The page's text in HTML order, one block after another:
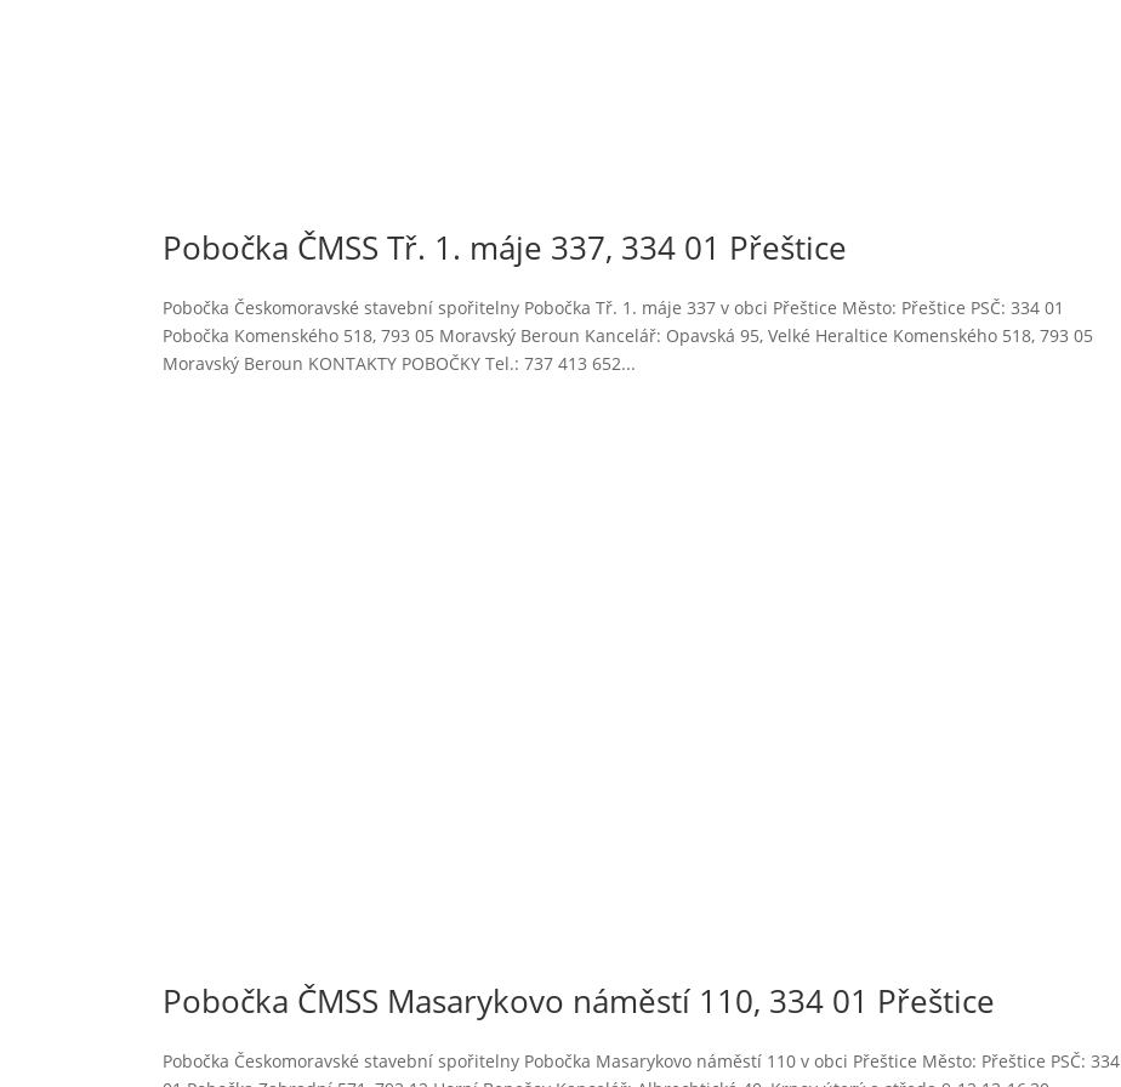
Pobočka ČMSS Tř. 1. máje 337, 334 01 Přeštice
Pobočka Českomoravské stavební spořitelny Pobočka Tř. 1. máje 337 v obci Přeštice Město: Přeštice PSČ: 334 01
Pobočka Komenského 518, 793 05 Moravský Beroun Kancelář: Opavská 95, Velké Heraltice Komenského 518, 793 05
Moravský Beroun KONTAKTY POBOČKY Tel.: 737 413 652...
Pobočka ČMSS Masarykovo náměstí 110, 334 01 Přeštice
Pobočka Českomoravské stavební spořitelny Pobočka Masarykovo náměstí 110 v obci Přeštice Město: Přeštice PSČ: 334